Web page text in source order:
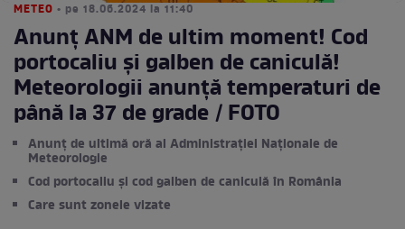
METEO • pe 18.06.2024 la 11:40
Anunț ANM de ultim moment! Cod
portocaliu și galben de caniculă!
Meteorologii anunță temperaturi de
până la 37 de grade / FOTO
Anunț de ultimă oră al Administrației Naționale de
Meteorologie
Cod portocaliu și cod galben de caniculă în România
Care sunt zonele vizate